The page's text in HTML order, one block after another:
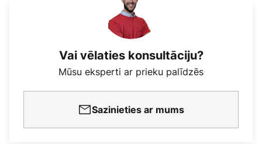
Vai vēlaties konsultāciju?
Mūsu eksperti ar prieku palīdzēs
Sazinieties ar mums